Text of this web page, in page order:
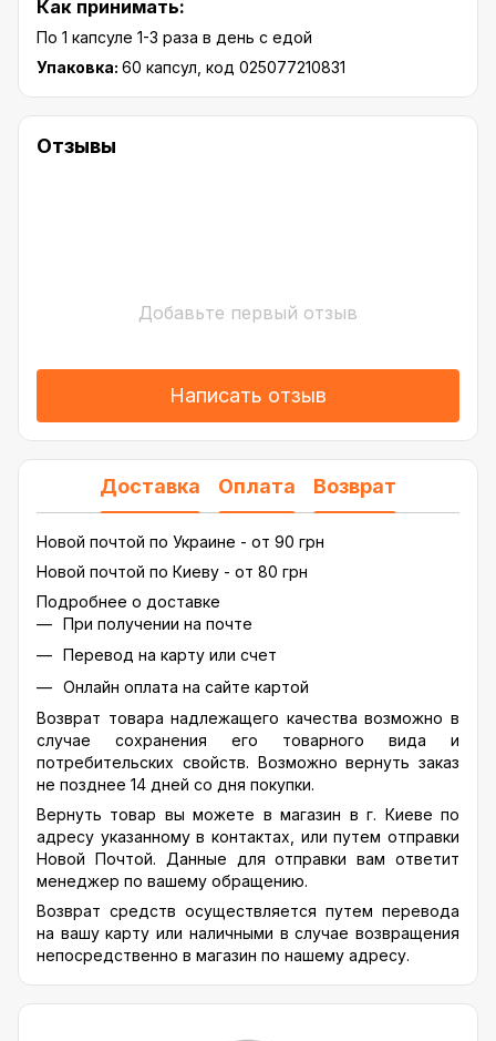
Как принимать:
По 1 капсуле 1-3 раза в день с едой
Упаковка: 60 капсул, код 025077210831
Отзывы
Добавьте первый отзыв
Написать отзыв
Доставка Оплата Возврат
Новой почтой по Украине - от 90 грн
Новой почтой по Киеву - от 80 грн
Подробнее о доставке
При получении на почте
Перевод на карту или счет
Онлайн оплата на сайте картой
Возврат товара надлежащего качества возможно в
случае сохранения его товарного вида и
потребительских свойств. Возможно вернуть заказ
не позднее 14 дней со дня покупки.
Вернуть товар вы можете в магазин в г. Киеве по
адресу указанному в контактах, или путем отправки
Новой Почтой. Данные для отправки вам ответит
менеджер по вашему обращению.
Возврат средств осуществляется путем перевода
на вашу карту или наличными в случае возвращения
непосредственно в магазин по нашему адресу.